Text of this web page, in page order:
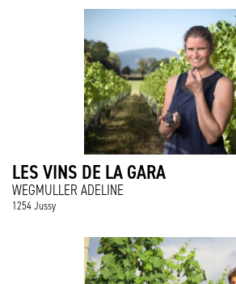
LES VINS DE LA GARA
WEGMULLER ADELINE
1254 Jussy